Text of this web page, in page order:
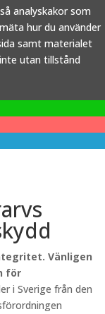
analyskakor som
hur du använder
samt materialet
utan tillstånd
Vänligen
för
i Sverige från den